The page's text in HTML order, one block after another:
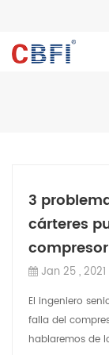
3
cárteres
compresor
Jan 25 , 2021
El ingeniero
falla del
hablaremos de